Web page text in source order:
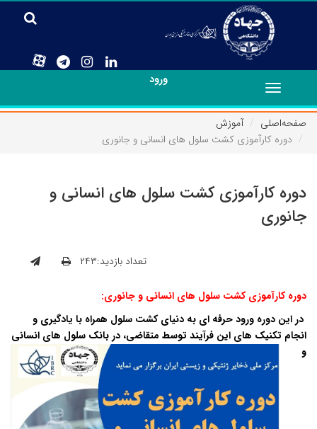
ورود
Toggle
navigation
صفحه‌اصلی
آموزش
دوره کارآموزی کشت سلول های انسانی و جانوری
دوره کارآموزی کشت سلول های انسانی و
جانوری
تعداد بازدید:۲۴۳
دوره کارآموزی کشت سلول های انسانی و جانوری:
در این دوره ورود حرفه ای به دنیای کشت سلول همراه با یادگیری و
انجام تکنیک های این فرآیند توسط متقاضی، در بانک سلول های انسانی
و